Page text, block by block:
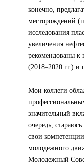
конечно,
месторождений
исследования
увеличения
рекомендованы
(2018–2020 гг.) и
Мои коллеги
значительный
очередь,
свои
молодежного
Молодежный